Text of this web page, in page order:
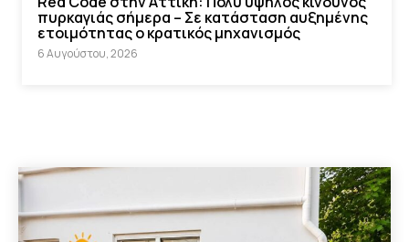
πυρκαγιάς σήμερα – Σε κατάσταση αυξημένης
ετοιμότητας ο κρατικός μηχανισμός
6 Αυγούστου, 2026